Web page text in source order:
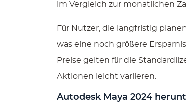
im Vergleich zur monatlichen
Für Nutzer, die langfristig
was eine noch größere
Preise gelten für die
Aktionen leicht variieren.
Autodesk Maya 2024